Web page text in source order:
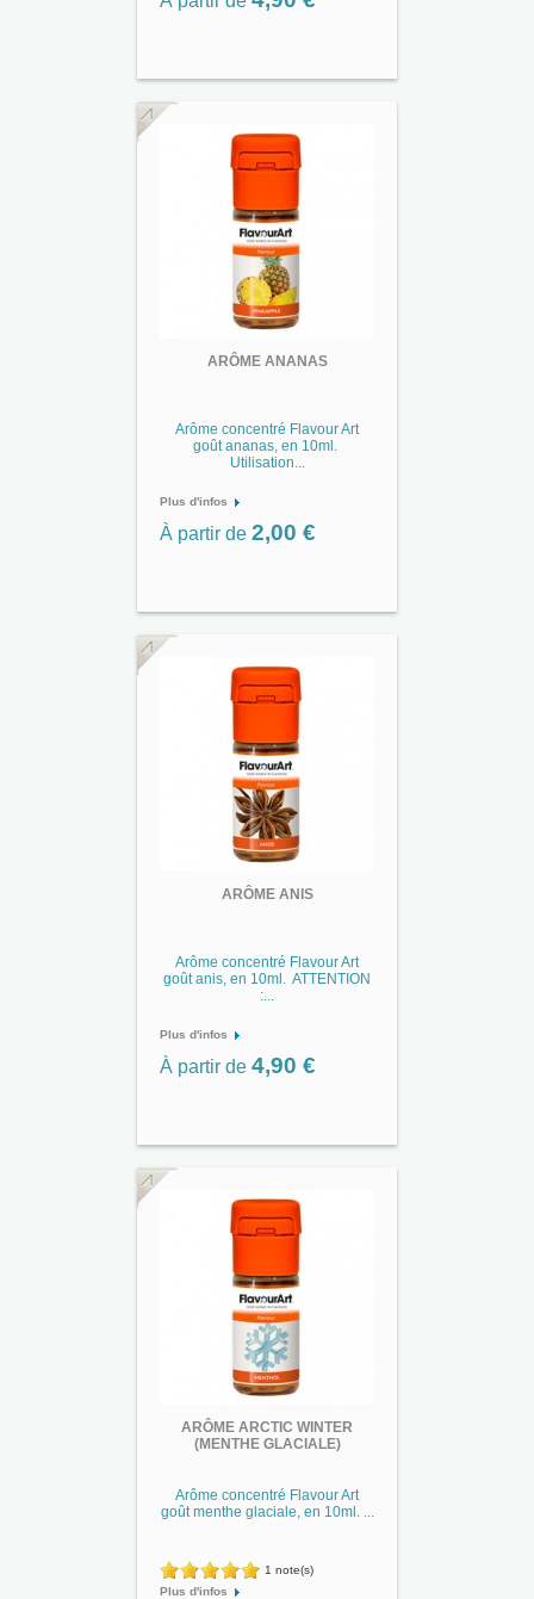
ARÔME ANANAS
Arôme concentré Flavour Art
goût ananas, en 10ml.
Utilisation...
Plus d'infos
À partir de 2,00 €
ARÔME ANIS
Arôme concentré Flavour Art
goût anis, en 10ml. ATTENTION
:...
Plus d'infos
À partir de 4,90 €
ARÔME ARCTIC WINTER
(MENTHE GLACIALE)
Arôme concentré Flavour Art
goût menthe glaciale, en 10ml. ...
1 note(s)
Plus d'infos